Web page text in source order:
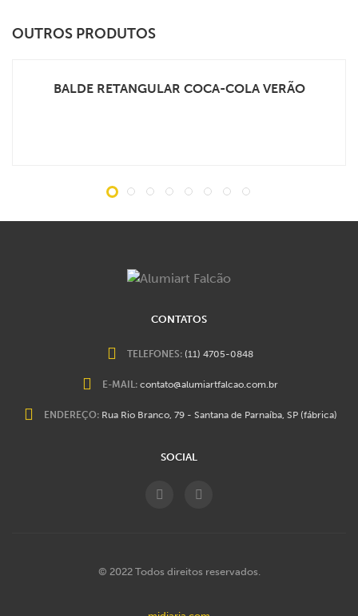
OUTROS PRODUTOS
BALDE RETANGULAR COCA-COLA VERÃO
CONTATOS
TELEFONES: (11) 4705-0848
E-MAIL: contato@alumiartfalcao.com.br
ENDEREÇO: Rua Rio Branco, 79 - Santana de Parnaíba, SP (fábrica)
SOCIAL
© 2022 Todos direitos reservados.